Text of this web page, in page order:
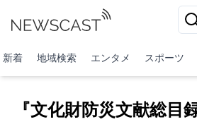
新着 地域検索 エンタメ スポーツ
『文化財防災文献総目